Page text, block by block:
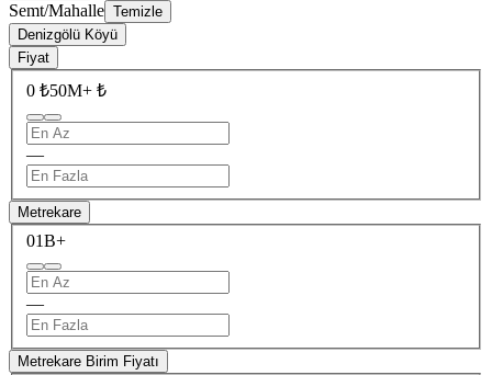
Semt/Mahalle Temizle
Denizgölü Köyü
Fiyat
0 ₺50M+ ₺
—
Metrekare
01B+
—
Metrekare Birim Fiyatı